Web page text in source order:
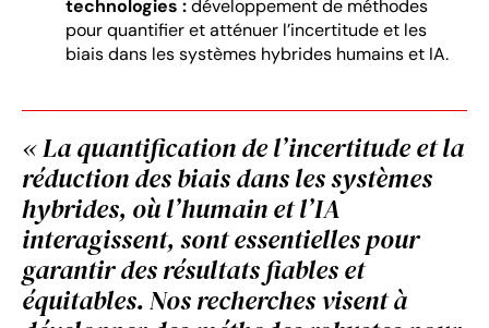
technologies :développement de méthodes
pour quantifier et atténuer l’incertitude et les
biais dans les systèmes hybrides humains et IA.
« La quantification de l’incertitude et la
réduction des biais dans les systèmes
hybrides, où l’humain et l’IA
interagissent, sont essentielles pour
garantir des résultats fiables et
équitables. Nos recherches visent à